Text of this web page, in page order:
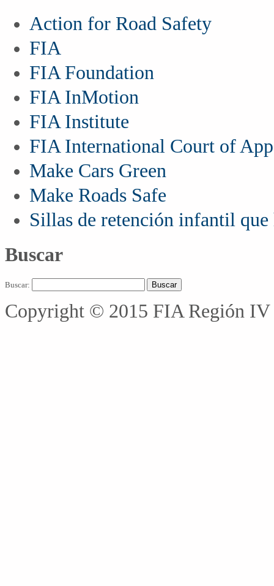
Action for Road Safety
FIA
FIA Foundation
FIA InMotion
FIA Institute
FIA International Court of
Make Cars Green
Make Roads Safe
Sillas de retención infantil que
Buscar
Buscar:
Copyright © 2015 FIA Región